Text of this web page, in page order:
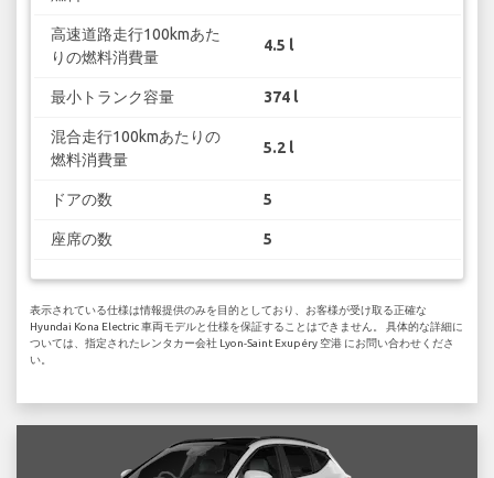
高速道路走行100kmあた
りの燃料消費量
4.5 l
最小トランク容量 374 l
混合走行100kmあたりの
燃料消費量
5.2 l
ドアの数 5
座席の数 5
表示されている仕様は情報提供のみを目的としており、お客様が受け取る正確な
Hyundai Kona Electric 車両モデルと仕様を保証することはできません。 具体的な詳細に
ついては、指定されたレンタカー会社 Lyon-Saint Exupéry 空港 にお問い合わせくださ
い。